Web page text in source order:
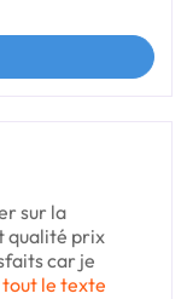
sur la
qualité prix
car je
le texte